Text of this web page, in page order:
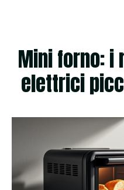
Mini forno:
elettrici